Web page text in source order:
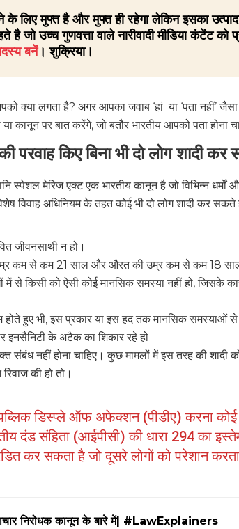
लिए मुफ्त है और मुफ्त ही रहेगा लेकिन इसका
है जो उच्च गुणवत्ता वाले नारीवादी मीडिया कंटेंट
बनें। शुक्रिया।
क्या लगता है? अगर आपका जवाब ‘हां या ‘पता
कानून पर बात करेंगे, जो बतौर भारतीय आपको पता होना
परवाह किए बिना भी दो लोग शादी
स्पेशल मेरिज एक्ट एक भारतीय कानून है जो विभिन्न धर्मों
विवाह अधिनियम के तहत कोई भी दो लोग शादी कर
जीवनसाथी न हो।
कम से कम 21 साल और औरत की उम्र कम से कम 18 साल
में से किसी को ऐसी कोई मानसिक समस्या नहीं हो, जिसके
होते हुए भी, इस प्रकार या इस हद तक मानसिक समस्याओं से
इनसैनिटी के अटैक का शिकार रहे हो
संबंध नहीं होना चाहिए। कुछ मामलों में इस तरह की शादी
की हो तो।
डिस्प्ले ऑफ अफेक्शन (पीडीए) करना
दंड संहिता (आईपीसी) की धारा 294 का
कर सकता है जो दूसरे लोगों को परेशान
निरोधक कानून के बारे में| #LawExplainers